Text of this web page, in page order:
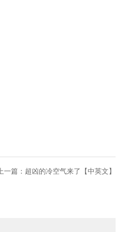
上一篇：超凶的冷空气来了【中英文】